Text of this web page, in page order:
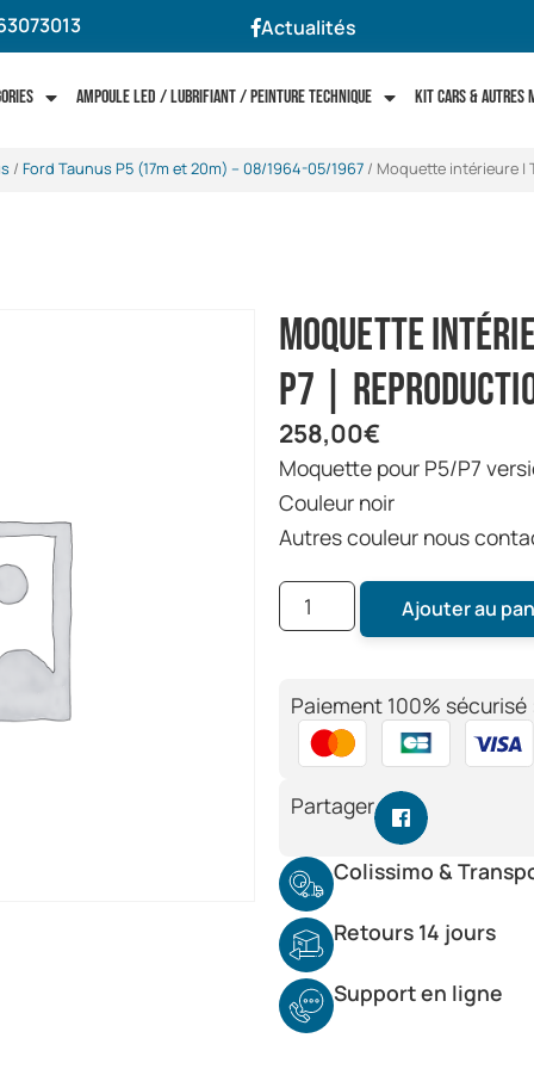
Actualités
Ampoule LED / Lubrifiant / Peinture technique Kit cars & autres
/ Ford Taunus P5 (17m et 20m) -- 08/1964-05/1967/ Moquette intérieure |
Moquette
P7 |
258,00€
Moquette pour P5/P7
Couleur noir
Autres couleur nous
Ajouter au
Paiement 100% sécurisé
Partager
Colissimo &
Retours 14 jours
Support en ligne